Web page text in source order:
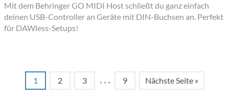
Mit dem Behringer GO MIDI Host schließt du ganz einfach
deinen USB-Controller an Geräte mit DIN-Buchsen an. Perfekt
für DAWless-Setups!
1 2 3 … 9 Nächste Seite »